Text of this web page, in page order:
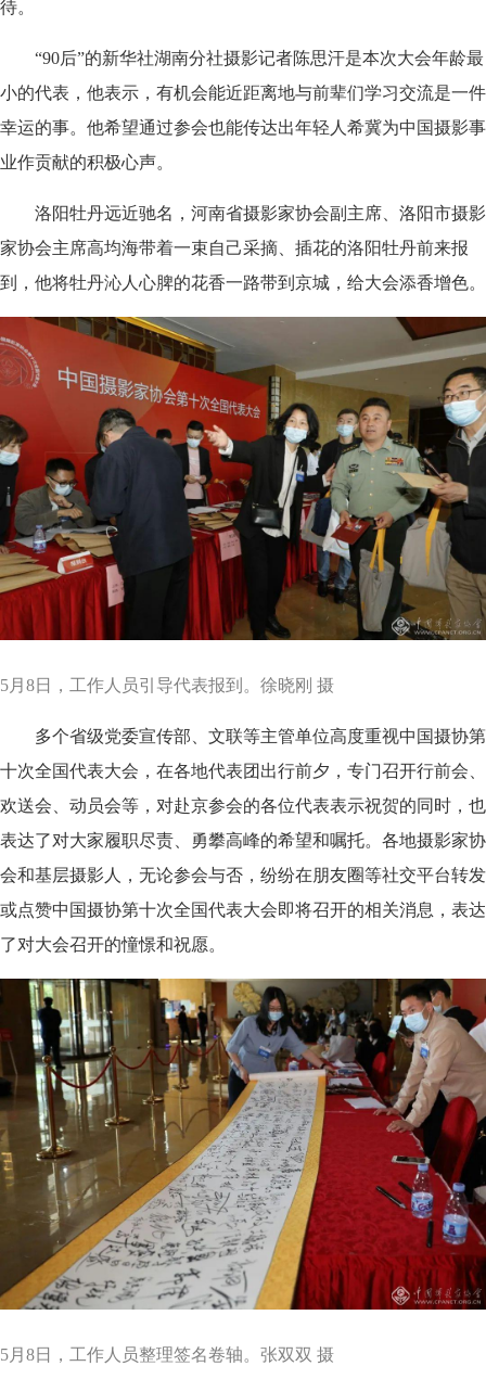
待。
“90后”的新华社湖南分社摄影记者陈思汗是本次大会年龄最
小的代表，他表示，有机会能近距离地与前辈们学习交流是一件
幸运的事。他希望通过参会也能传达出年轻人希冀为中国摄影事
业作贡献的积极心声。
洛阳牡丹远近驰名，河南省摄影家协会副主席、洛阳市摄影
家协会主席高均海带着一束自己采摘、插花的洛阳牡丹前来报
到，他将牡丹沁人心脾的花香一路带到京城，给大会添香增色。
5月8日，工作人员引导代表报到。徐晓刚 摄
多个省级党委宣传部、文联等主管单位高度重视中国摄协第
十次全国代表大会，在各地代表团出行前夕，专门召开行前会、
欢送会、动员会等，对赴京参会的各位代表表示祝贺的同时，也
表达了对大家履职尽责、勇攀高峰的希望和嘱托。各地摄影家协
会和基层摄影人，无论参会与否，纷纷在朋友圈等社交平台转发
或点赞中国摄协第十次全国代表大会即将召开的相关消息，表达
了对大会召开的憧憬和祝愿。
5月8日，工作人员整理签名卷轴。张双双 摄